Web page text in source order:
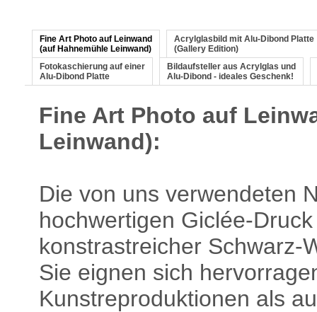
Fine Art Photo auf Leinwand
(auf Hahnemühle Leinwand)
Acrylglasbild mit Alu-Dibond Platte
(Gallery Edition)
Fotokaschierung auf einer
Alu-Dibond Platte
Bildaufsteller aus Acrylglas und
Alu-Dibond - ideales Geschenk!
Fine Art Photo auf
Leinwand):
Die von uns verwendeten
hochwertigen Giclée-
konstrastreicher Schwarz-
Sie eignen sich
Kunstreproduktionen als